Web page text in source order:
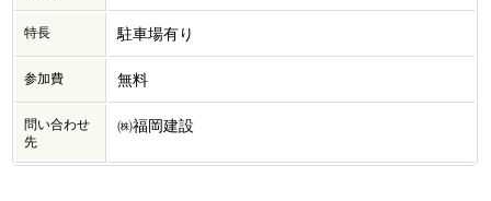
特長 駐車場有り
参加費 無料
問い合わせ
先
㈱福岡建設